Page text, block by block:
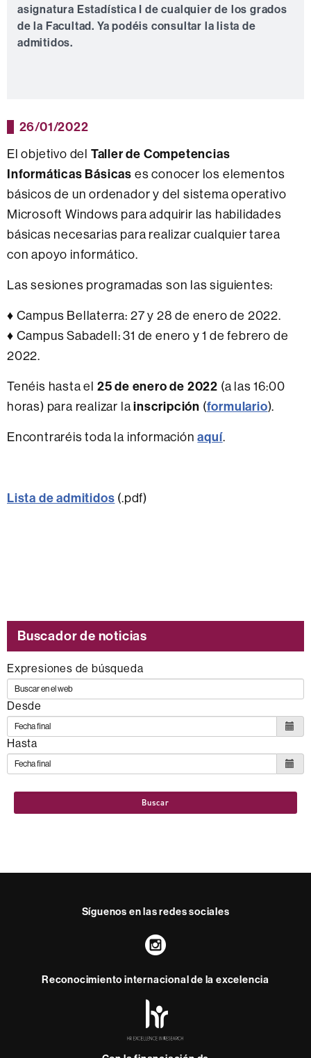
asignatura Estadística I de cualquier de los grados
de la Facultad. Ya podéis consultar la lista de
admitidos.
26/01/2022
El objetivo del Taller de Competencias
Informáticas Básicas es conocer los elementos
básicos de un ordenador y del sistema operativo
Microsoft Windows para adquirir las habilidades
básicas necesarias para realizar cualquier tarea
con apoyo informático.
Las sesiones programadas son las siguientes:
♦ Campus Bellaterra: 27 y 28 de enero de 2022.
♦ Campus Sabadell: 31 de enero y 1 de febrero de
2022.
Tenéis hasta el 25 de enero de 2022 (a las 16:00
horas) para realizar lainscripción (formulario).
Encontraréis toda la informaciónaquí.
Lista de admitidos (.pdf)
Buscador de noticias
Expresiones de búsqueda
Desde
Hasta
Buscar
Síguenos en las redes sociales
Instagram
Reconocimiento internacional de la excelencia